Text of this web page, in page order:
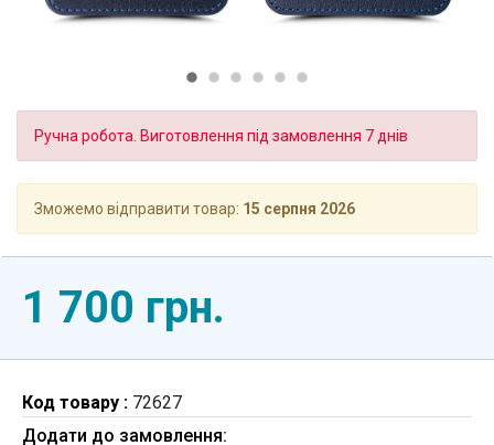
Ручна робота. Виготовлення під замовлення 7 днів
Зможемо відправити товар: 15 серпня 2026
1 700 грн.
Код товару : 72627
Додати до замовлення: